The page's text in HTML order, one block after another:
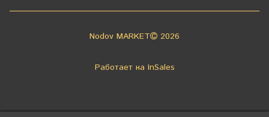
Nodov MARKET 2026
Работает на InSales